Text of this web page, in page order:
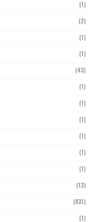
(1)
(2)
(1)
(1)
(43)
(1)
(1)
(1)
(1)
(1)
(1)
(13)
(831)
(1)